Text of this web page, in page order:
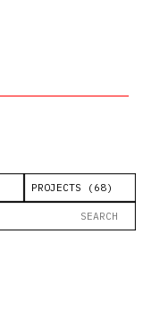
PROJECTS (68)